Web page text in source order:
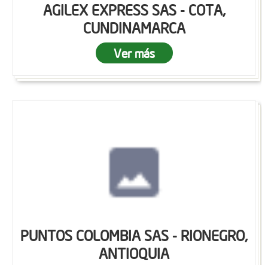
AGILEX EXPRESS SAS - COTA,
CUNDINAMARCA
Ver más
PUNTOS COLOMBIA SAS - RIONEGRO,
ANTIOQUIA